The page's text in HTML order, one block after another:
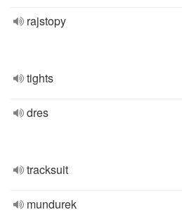
rajstopy
tights
dres
tracksuit
mundurek